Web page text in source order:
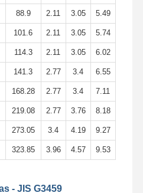
88.9 2.11 3.05 5.49
101.6 2.11 3.05 5.74
114.3 2.11 3.05 6.02
141.3 2.77 3.4 6.55
168.28 2.77 3.4 7.11
219.08 2.77 3.76 8.18
273.05 3.4 4.19 9.27
323.85 3.96 4.57 9.53
- JIS G3459